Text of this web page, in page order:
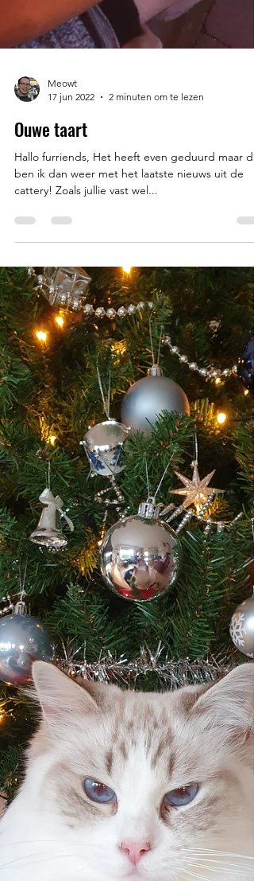
17 jun 2022
Ouwe taart
Hallo furriends, Het heeft even geduurd maar
cattery! Zoals jullie vast wel...